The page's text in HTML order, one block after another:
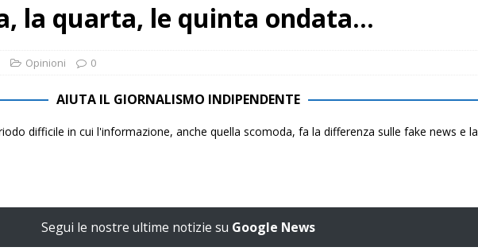
al Cristo: la Linea 2 trasloca in Corso Marx. Insorgono i
firme”
ATTUALITÀ
il sindaco esplode: “Comunicazione vergognosa,
la quarta, le quinta ondata…
Opinioni 0
AIUTA IL GIORNALISMO INDIPENDENTE
difficile in cui l'informazione, anche quella scomoda, fa la differenza sulle fake news e
Segui le nostre ultime notizie su Google News